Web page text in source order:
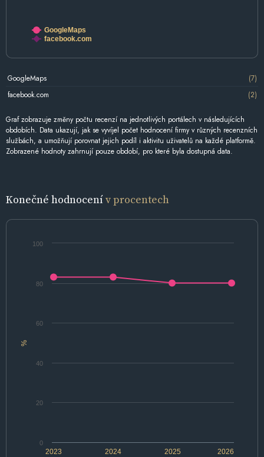
GoogleMaps
facebook.com
GoogleMaps
(7)
facebook.com
(2)
Graf zobrazuje změny počtu recenzí na jednotlivých portálech v následujících
obdobích. Data ukazují, jak se vyvíjel počet hodnocení firmy v různých recenzních
službách, a umožňují porovnat jejich podíl i aktivitu uživatelů na každé platformě.
Zobrazené hodnoty zahrnují pouze období, pro které byla dostupná data.
Konečné hodnocenív procentech
%
2024 2026
2023 2025
0
20
40
60
80
100